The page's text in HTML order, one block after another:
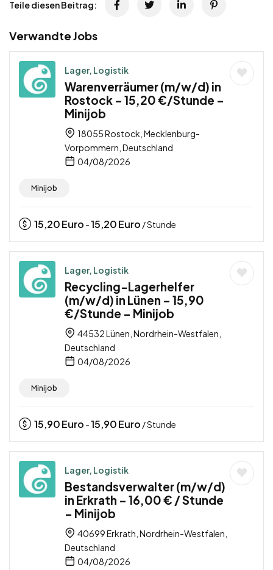
Teile diesen Beitrag:
Verwandte Jobs
Lager, Logistik
Warenverräumer (m/w/d) in
Rostock – 15,20 €/Stunde –
Minijob
18055 Rostock, Mecklenburg-
Vorpommern, Deutschland
04/08/2026
Minijob
15,20Euro -15,20Euro / Stunde
Lager, Logistik
Recycling-Lagerhelfer
(m/w/d) in Lünen – 15,90
€/Stunde – Minijob
44532 Lünen, Nordrhein-Westfalen,
Deutschland
04/08/2026
Minijob
15,90Euro -15,90Euro / Stunde
Lager, Logistik
Bestandsverwalter (m/w/d)
in Erkrath – 16,00 € / Stunde
– Minijob
40699 Erkrath, Nordrhein-Westfalen,
Deutschland
04/08/2026